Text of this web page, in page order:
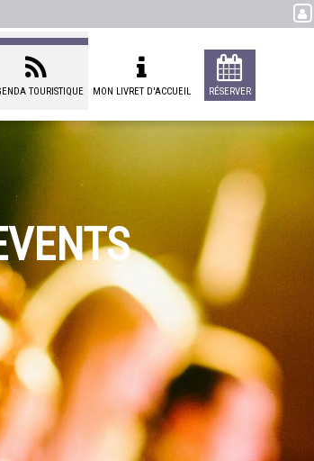
TOURISTIQUE MON LIVRET D'ACCUEIL RÉSERVER